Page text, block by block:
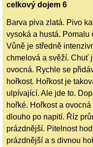
celkový dojem 6
Barva piva zlatá. Pivo
vysoká a hustá. Pomalu
Vůně je středně
chmelová a svěží. Chuť
ovocná. Rychle se
hořkost. Hořkost je
ulpívající. Ale jde to.
hořké. Hořkost a
dlouho po napití. Říz
prázdnější. Pitelnost
prázdnější a s divnou